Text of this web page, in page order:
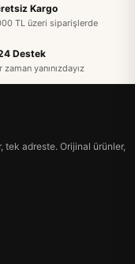
Kargo
TL üzeri siparişlerde
Destek
zaman yanınızdayız
adreste. Orijinal ürünler,